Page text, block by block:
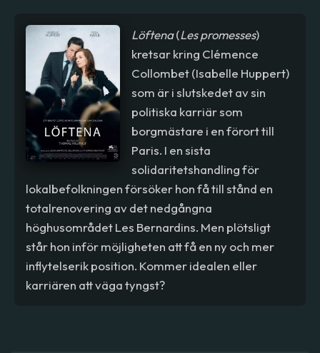
Löftena(Les promesses)
kretsar kring Clémence
Collombet (Isabelle Huppert)
som är i slutskedet av sin
politiska karriär som
borgmästare i en förort till
Paris. I en sista
solidaritetshandling för
lokalbefolkningen försöker hon få till stånd en
totalrenovering av det nedgångna
höghusområdet Les Bernardins. Men plötsligt
står hon inför möjligheten att få en ny och mer
inflytelserik position. Kommer idealen eller
karriären att väga tyngst?